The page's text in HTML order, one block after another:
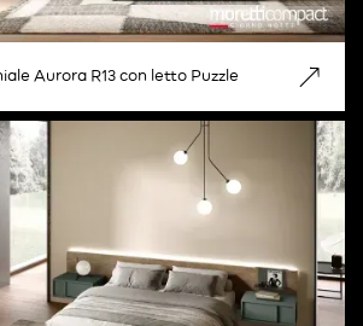
Aurora R13 con letto Puzzle